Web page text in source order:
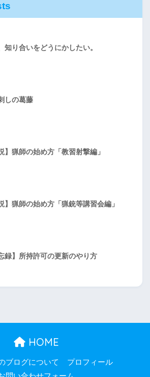
知り合いをどうにかしたい。
しの葛藤
】猟師の始め方「教習射撃編」
】猟師の始め方「猟銃等講習会編」
録】所持許可の更新のやり方
HOME
ブログについて
プロフィール